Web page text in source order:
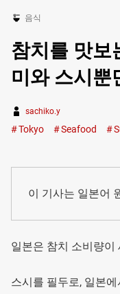
음식
참치를 맛보
미와 스시뿐
sachiko.y
Tokyo Seafood
이 기사는 일본어
일본은 참치 소비량이
스시를 필두로, 일본